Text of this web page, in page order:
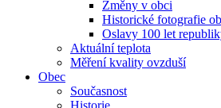
Změny v obci
Historické fotografie
Oslavy 100 let
Aktuální teplota
Měření kvality ovzduší
Obec
Současnost
Historie